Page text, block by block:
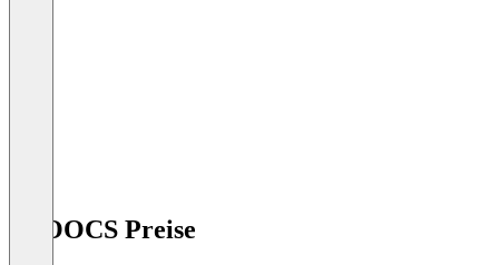
SCOOCS Preise